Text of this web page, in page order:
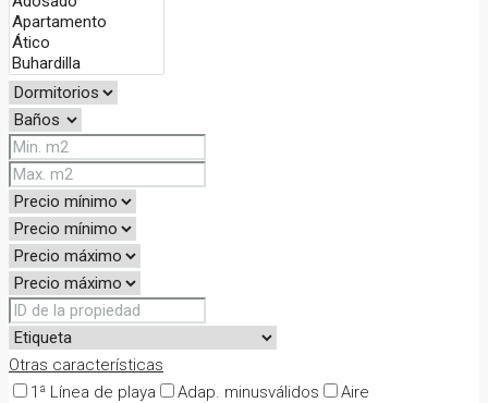
Otras características
1ª Línea de playa
Adap. minusválidos
Aire